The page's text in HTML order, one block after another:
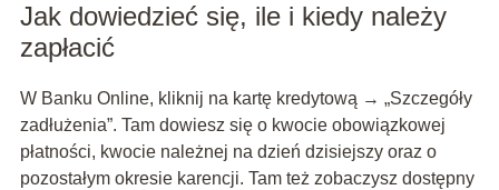
Jak dowiedzieć się, ile i kiedy należy
zapłacić
W Banku Online, kliknij na kartę kredytową → „Szczegóły
zadłużenia”. Tam dowiesz się o kwocie obowiązkowej
płatności, kwocie należnej na dzień dzisiejszy oraz o
pozostałym okresie karencji. Tam też zobaczysz dostępny